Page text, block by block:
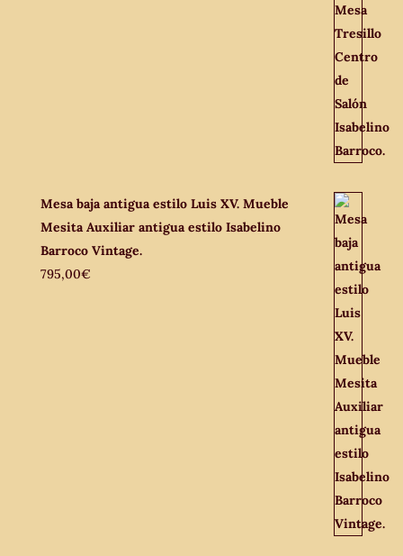
Mesa baja antigua estilo Luis XV. Mueble
Mesita Auxiliar antigua estilo Isabelino
Barroco Vintage.
795,00€